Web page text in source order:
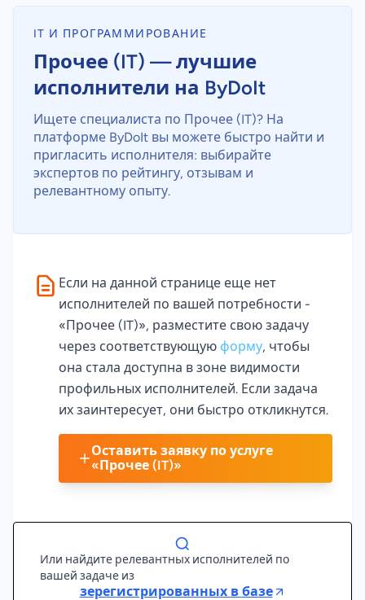
IT И ПРОГРАММИРОВАНИЕ
Прочее (IT) — лучшие
исполнители на ByDoIt
Ищете специалиста по Прочее (IT)? На
платформе ByDoIt вы можете быстро найти и
пригласить исполнителя: выбирайте
экспертов по рейтингу, отзывам и
релевантному опыту.
Если на данной странице еще нет
исполнителей по вашей потребности -
«Прочее (IT)», разместите свою задачу
через соответствующую форму, чтобы
она стала доступна в зоне видимости
профильных исполнителей. Если задача
их заинтересует, они быстро откликнутся.
Оставить заявку по услуге
«Прочее (IT)»
Или найдите релевантных исполнителей по
вашей задаче из
зерегистрированных в базе